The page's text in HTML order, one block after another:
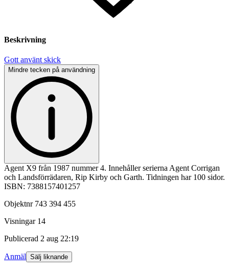
Beskrivning
Gott använt skick
Mindre tecken på användning
Agent X9 från 1987 nummer 4. Innehåller serierna Agent Corrigan
och Landsförrädaren, Rip Kirby och Garth. Tidningen har 100 sidor.
ISBN: 7388157401257
Objektnr 743 394 455
Visningar 14
Publicerad 2 aug 22:19
Anmäl Sälj liknande